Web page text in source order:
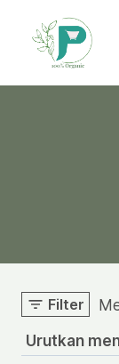
content
Filter